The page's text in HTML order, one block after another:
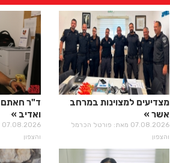
מצדיעים למצוינות במרחב
אשר
07.08.2026 מאת: פורטל הכרמל
והצפון
ד"ר חאתם
ואדיב
והצפון